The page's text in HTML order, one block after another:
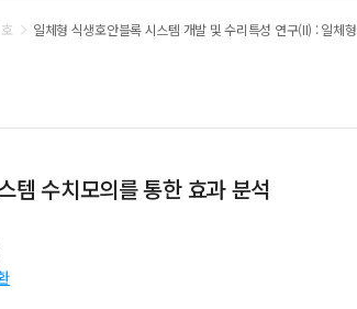
일체형 식생호안블록 시스템 개발 및 수리특성 연구(II) : 일체
템 수치모의를 통한 효과 분석